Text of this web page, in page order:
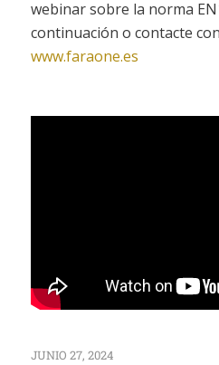
webinar sobre la norma
continuación o contacte con
www.faraone.es
JUNIO 27, 2024